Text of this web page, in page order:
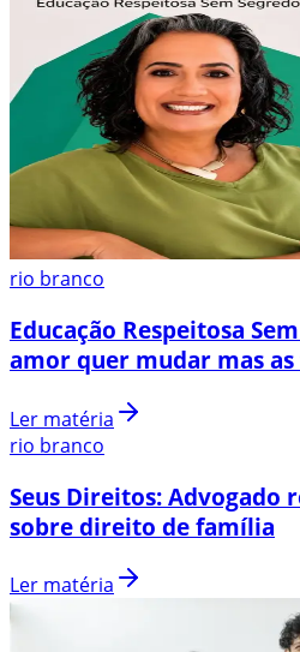
rio branco
Educação Respeitosa
amor quer mudar mas
Ler matéria
rio branco
Seus Direitos: Advogado
sobre direito de família
Ler matéria